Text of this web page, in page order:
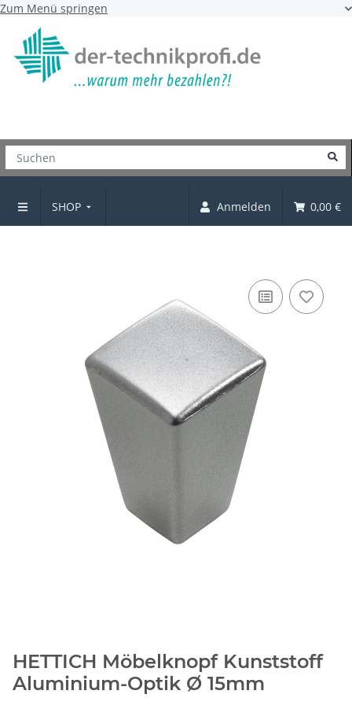
Zum Menü springen
SHOP Anmelden 0,00 €
Knopf
HETTICH Möbelknopf Kunststoff
Aluminium-Optik Ø 15mm